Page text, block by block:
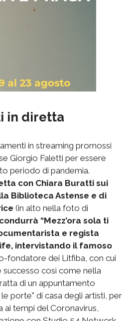
in diretta
in streaming promossi
Giorgio Faletti per essere
periodo di pandemia.
con Chiara Buratti sui
Biblioteca Astense e di
(in alto nella foto di
condurrà “Mezz’ora sola ti
e regista
intervistando il famoso
fondatore dei Litfiba, con cui
così come nella
di un appuntamento
porte" di casa degli artisti, per
tempi del Coronavirus,